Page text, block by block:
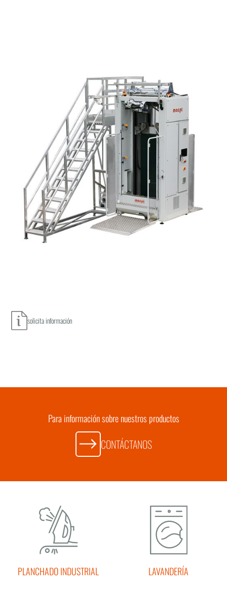
solicita información
Para información sobre nuestros productos
CONTÁCTANOS
PLANCHADO INDUSTRIAL LAVANDERÍA